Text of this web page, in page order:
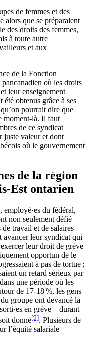
de femmes et des
alors que se préparaient
des droits des femmes,
à toute autre
et aux
de la Fonction
où les droits
leur enseignement
été obtenus grâce à ses
pourrait dire que
moment-là. Il faut
de ce syndicat
juste valeur et dont
où le gouvernement
de la région
Est ontarien
employé·es du fédéral,
non seulement défié
travail et de salaires
avancer leur syndicat qui
leur droit de grève
opportun de le
à pas de tortue ;
un retard sérieux par
une période où les
de 17-18 %, les gens
groupe ont devancé la
en grève – durant
donné[9]. Plusieurs de
l’équité salariale